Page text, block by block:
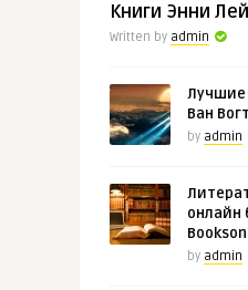
Книги Энни
Written by admin
Лучшие
Ван
by admin
онлайн
by admin